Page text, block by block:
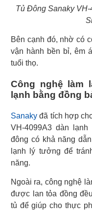
Tủ Đông Sanaky
Bên cạnh đó, nhờ có
vận hành bền bỉ, êm
tuổi thọ.
Công nghệ làm
lạnh bằng đồng
Sanaky đã tích hợp
VH-4099A3 dàn
đông có khả năng
lạnh lý tưởng để
năng.
Ngoài ra, công nghệ
được lan tỏa đồng
tủ để giúp cho thực